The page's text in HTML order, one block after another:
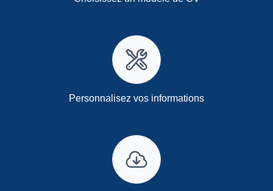
Personnalisez vos informations